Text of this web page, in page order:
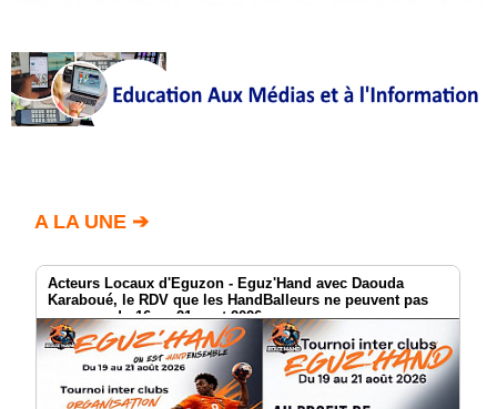
administration
boutique
A LA UNE ➔
Acteurs Locaux d'Eguzon - Eguz'Hand avec Daouda
Karaboué, le RDV que les HandBalleurs ne peuvent pas
manquer du 16 au 21 aout 2026